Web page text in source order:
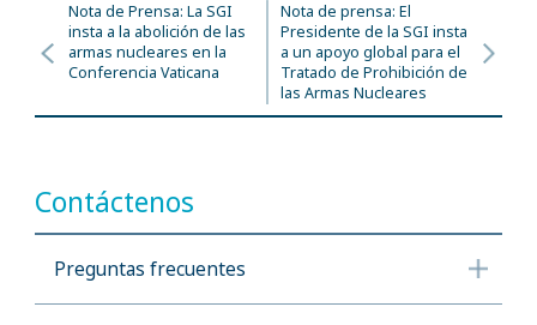
Nota de Prensa: La SGI
insta a la abolición de las
armas nucleares en la
Conferencia Vaticana
Nota de prensa: El
Presidente de la SGI insta
a un apoyo global para el
Tratado de Prohibición de
las Armas Nucleares
Contáctenos
Preguntas frecuentes